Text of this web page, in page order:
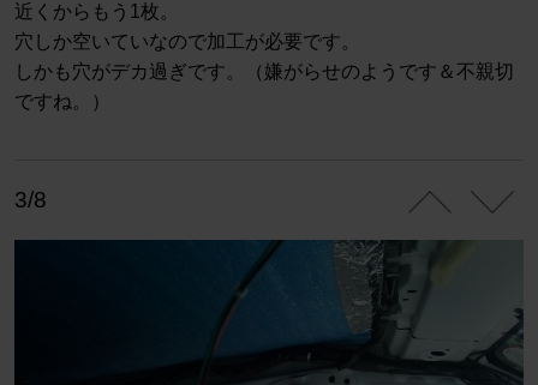
近くからもう1枚。
穴しか空いていなので加工が必要です。
しかも穴がデカ過ぎです。（嫌がらせのようです＆不親切
ですね。）
3/8